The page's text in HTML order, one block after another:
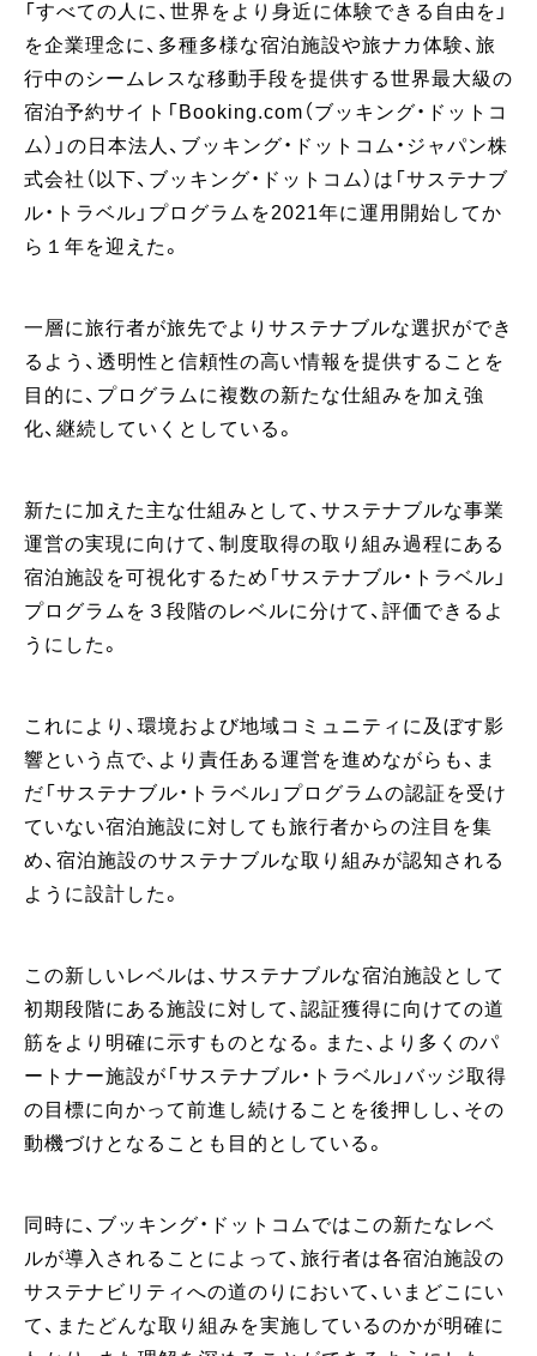
「すべての人に、世界をより身近に体験できる自由を」
を企業理念に、多種多様な宿泊施設や旅ナカ体験、旅
行中のシームレスな移動手段を提供する世界最大級の
宿泊予約サイト「Booking.com（ブッキング・ドットコ
ム）」の日本法人、ブッキング・ドットコム・ジャパン株
式会社（以下、ブッキング・ドットコム）は「サステナブ
ル・トラベル」プログラムを2021年に運用開始してか
ら１年を迎えた。
一層に旅行者が旅先でよりサステナブルな選択ができ
るよう、透明性と信頼性の高い情報を提供することを
目的に、プログラムに複数の新たな仕組みを加え強
化、継続していくとしている。
新たに加えた主な仕組みとして、サステナブルな事業
運営の実現に向けて、制度取得の取り組み過程にある
宿泊施設を可視化するため「サステナブル・トラベル」
プログラムを３段階のレベルに分けて、評価できるよ
うにした。
これにより、環境および地域コミュニティに及ぼす影
響という点で、より責任ある運営を進めながらも、ま
だ「サステナブル・トラベル」プログラムの認証を受け
ていない宿泊施設に対しても旅行者からの注目を集
め、宿泊施設のサステナブルな取り組みが認知される
ように設計した。
この新しいレベルは、サステナブルな宿泊施設として
初期段階にある施設に対して、認証獲得に向けての道
筋をより明確に示すものとなる。また、より多くのパ
ートナー施設が「サステナブル・トラベル」バッジ取得
の目標に向かって前進し続けることを後押しし、その
動機づけとなることも目的としている。
同時に、ブッキング・ドットコムではこの新たなレベ
ルが導入されることによって、旅行者は各宿泊施設の
サステナビリティへの道のりにおいて、いまどこにい
て、またどんな取り組みを実施しているのかが明確に